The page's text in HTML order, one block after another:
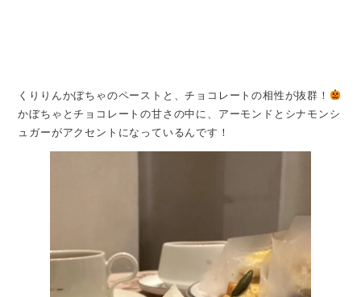
くりりんかぼちゃのペーストと、チョコレートの相性が抜群！
かぼちゃとチョコレートの甘さの中に、アーモンドとシナモンシ
ュガーがアクセントになっているんです！